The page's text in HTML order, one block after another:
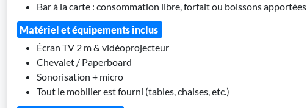
Bar à la carte : consommation libre, forfait ou boissons apportées
Matériel et équipements inclus
Écran TV 2 m & vidéoprojecteur
Chevalet / Paperboard
Sonorisation + micro
Tout le mobilier est fourni (tables, chaises, etc.)